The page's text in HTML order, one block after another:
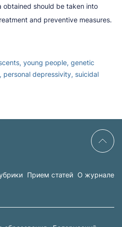
obtained should be taken into
and preventive measures.
young people, genetic
personal depressivity, suicidal
Прием статей О журнале